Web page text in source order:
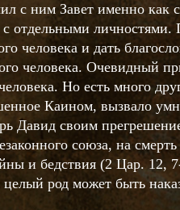
с ним Завет именно как
отдельными личностями.
человека и дать
человека. Очевидный
Но есть много
Каином, вызвало
Давид своим
союза, на
и бедствия (2 Цар. 12,
род может быть